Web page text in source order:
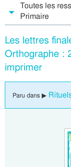
Toutes les
Primaire
Les lettres
Orthographe :
imprimer
Paru dans ▶